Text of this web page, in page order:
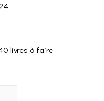
livres à faire